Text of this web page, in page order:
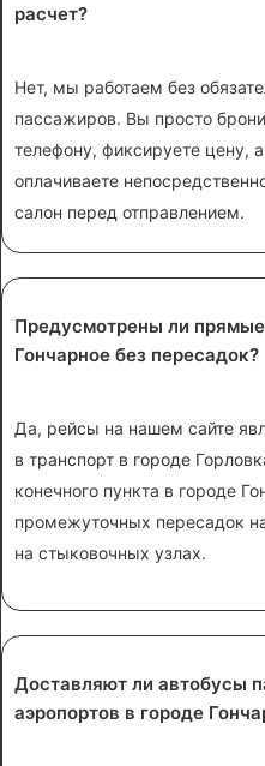
расчет?
Нет, мы работаем без
пассажиров. Вы просто
телефону, фиксируете цену,
оплачиваете
салон перед отправлением.
Предусмотрены ли
Гончарное без пересадок?
Да, рейсы на нашем сайте
в транспорт в городе
конечного пункта в городе
промежуточных пересадок
на стыковочных узлах.
Доставляют ли автобусы
аэропортов в городе